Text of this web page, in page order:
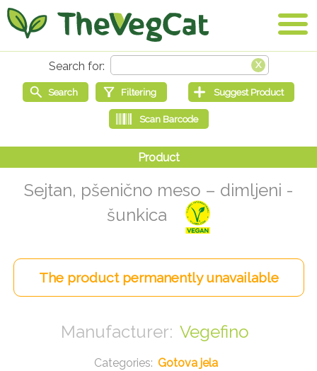
Sejtan, pšenično meso – dimljeni -
šunkica
Vegefino
Gotova jela